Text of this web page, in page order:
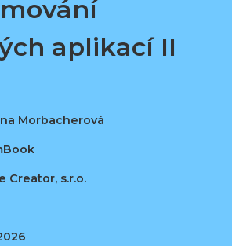
aplikací II
Morbacherová
Creator, s.r.o.